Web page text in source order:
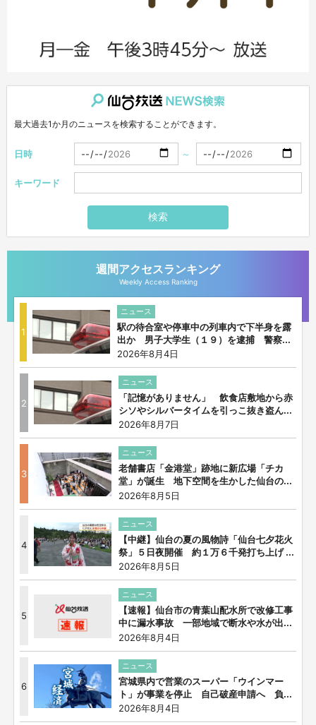
最大過去1か月のニュースを検索することができます。
日時 ～
キーワード
検索
週間アクセスランキング
Weekly Access Ranking
1
ニュース
駅の待合室や停車中の列車内で下半身を露
出か 男子大学生（１９）を逮捕 警察...
2026年8月4日
2
ニュース
「記憶がありません」 飲食店敷地から赤
シソやシルバータイムを引っこ抜き盗ん...
2026年8月7日
3
ニュース
老舗書店「金港堂」跡地に新広場「チカ
堂」が誕生 地下空間を生かした仙台の...
2026年8月5日
4
ニュース
【中継】仙台の夏の風物詩「仙台七夕花火
祭」５日夜開催 約１万６千発打ち上げ ...
2026年8月5日
5
ニュース
【速報】仙台市の青葉山配水所で改修工事
中に漏水事故 一部地域で断水や水が出...
2026年8月4日
6
ニュース
宮城県内で営業のスーパー「ウインマー
ト」が事業を停止 自己破産申請へ 負...
2026年8月4日